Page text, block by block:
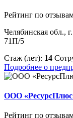
Рейтинг по
Челябинская обл.,
71П/5
Стаж (лет): 14
Подробнее о
ООО
Рейтинг по